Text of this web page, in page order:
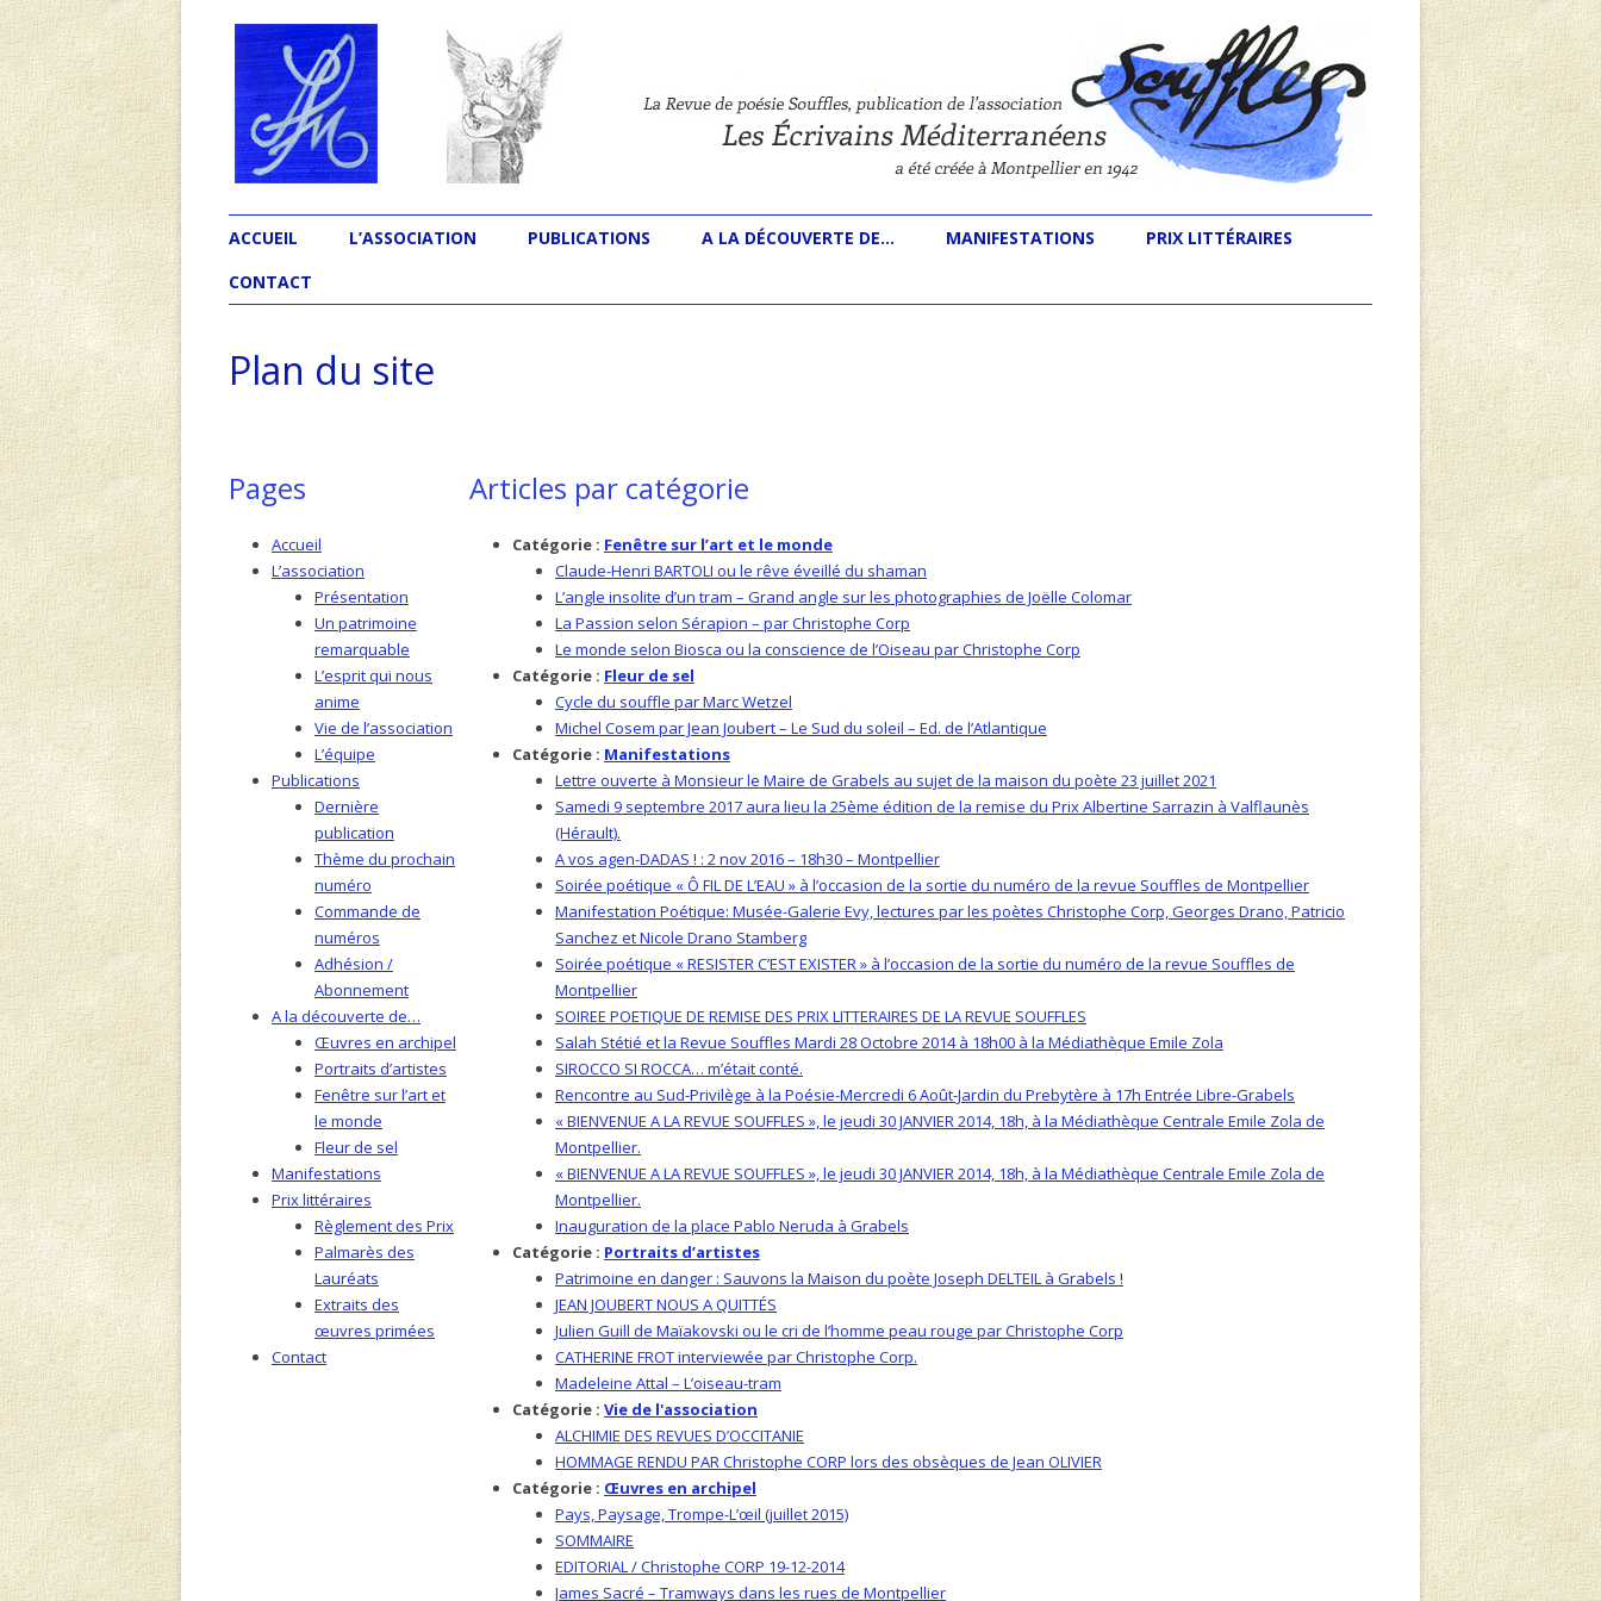
Revue Souffles
L'association Les Ecrivains Méditerranéens
Aller au contenu principal
ACCUEIL L’ASSOCIATION PUBLICATIONS A LA DÉCOUVERTE DE… MANIFESTATIONS
PRIX LITTÉRAIRES
CONTACT
Plan du site
Pages
Accueil
L’association
Présentation
Un patrimoine
remarquable
L’esprit qui nous
anime
Vie de l’association
L’équipe
Publications
Dernière
publication
Thème du prochain
numéro
Commande de
numéros
Adhésion /
Abonnement
A la découverte de…
Œuvres en archipel
Portraits d’artistes
Fenêtre sur l’art et
le monde
Fleur de sel
Manifestations
Prix littéraires
Règlement des Prix
Palmarès des
Lauréats
Extraits des
œuvres primées
Contact
Articles par catégorie
Catégorie : Fenêtre sur l’art et le monde
Claude-Henri BARTOLI ou le rêve éveillé du shaman
L’angle insolite d’un tram – Grand angle sur les photographies de Joëlle Colomar
La Passion selon Sérapion – par Christophe Corp
Le monde selon Biosca ou la conscience de l’Oiseau par Christophe Corp
Catégorie : Fleur de sel
Cycle du souffle par Marc Wetzel
Michel Cosem par Jean Joubert – Le Sud du soleil – Ed. de l’Atlantique
Catégorie : Manifestations
Lettre ouverte à Monsieur le Maire de Grabels au sujet de la maison du poète 23 juillet 2021
Samedi 9 septembre 2017 aura lieu la 25ème édition de la remise du Prix Albertine Sarrazin à Valflaunès
(Hérault).
A vos agen-DADAS ! : 2 nov 2016 – 18h30 – Montpellier
Soirée poétique « Ô FIL DE L’EAU » à l’occasion de la sortie du numéro de la revue Souffles de Montpellier
Manifestation Poétique: Musée-Galerie Evy, lectures par les poètes Christophe Corp, Georges Drano, Patricio
Sanchez et Nicole Drano Stamberg
Soirée poétique « RESISTER C’EST EXISTER » à l’occasion de la sortie du numéro de la revue Souffles de
Montpellier
SOIREE POETIQUE DE REMISE DES PRIX LITTERAIRES DE LA REVUE SOUFFLES
Salah Stétié et la Revue Souffles Mardi 28 Octobre 2014 à 18h00 à la Médiathèque Emile Zola
SIROCCO SI ROCCA… m’était conté.
Rencontre au Sud-Privilège à la Poésie-Mercredi 6 Août-Jardin du Prebytère à 17h Entrée Libre-Grabels
« BIENVENUE A LA REVUE SOUFFLES », le jeudi 30 JANVIER 2014, 18h, à la Médiathèque Centrale Emile Zola de
Montpellier.
« BIENVENUE A LA REVUE SOUFFLES », le jeudi 30 JANVIER 2014, 18h, à la Médiathèque Centrale Emile Zola de
Montpellier.
Inauguration de la place Pablo Neruda à Grabels
Catégorie : Portraits d’artistes
Patrimoine en danger : Sauvons la Maison du poète Joseph DELTEIL à Grabels !
JEAN JOUBERT NOUS A QUITTÉS
Julien Guill de Maïakovski ou le cri de l’homme peau rouge par Christophe Corp
CATHERINE FROT interviewée par Christophe Corp.
Madeleine Attal – L’oiseau-tram
Catégorie : Vie de l'association
ALCHIMIE DES REVUES D’OCCITANIE
HOMMAGE RENDU PAR Christophe CORP lors des obsèques de Jean OLIVIER
Catégorie : Œuvres en archipel
Pays, Paysage, Trompe-L’œil (juillet 2015)
SOMMAIRE
EDITORIAL / Christophe CORP 19-12-2014
James Sacré – Tramways dans les rues de Montpellier